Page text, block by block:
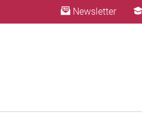
Newsletter